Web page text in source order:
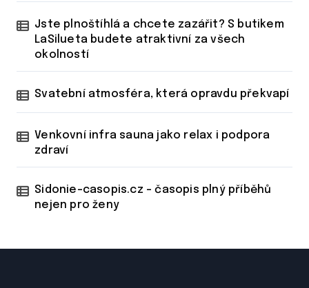
Jste plnoštíhlá a chcete zazářit? S butikem
LaSilueta budete atraktivní za všech
okolností
Svatební atmosféra, která opravdu překvapí
Venkovní infra sauna jako relax i podpora
zdraví
Sidonie-casopis.cz – časopis plný příběhů
nejen pro ženy